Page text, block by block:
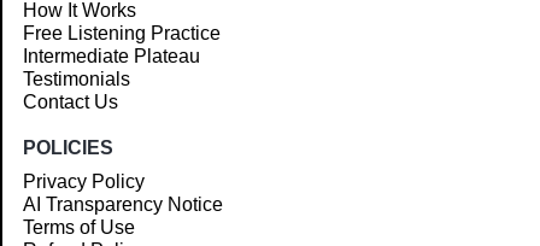
How It Works
Free Listening Practice
Intermediate Plateau
Testimonials
Contact Us
POLICIES
Privacy Policy
AI Transparency Notice
Terms of Use